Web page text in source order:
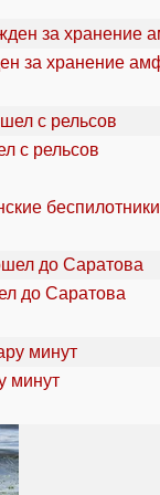
за хранение
с рельсов
беспилотники
до Саратова
минут